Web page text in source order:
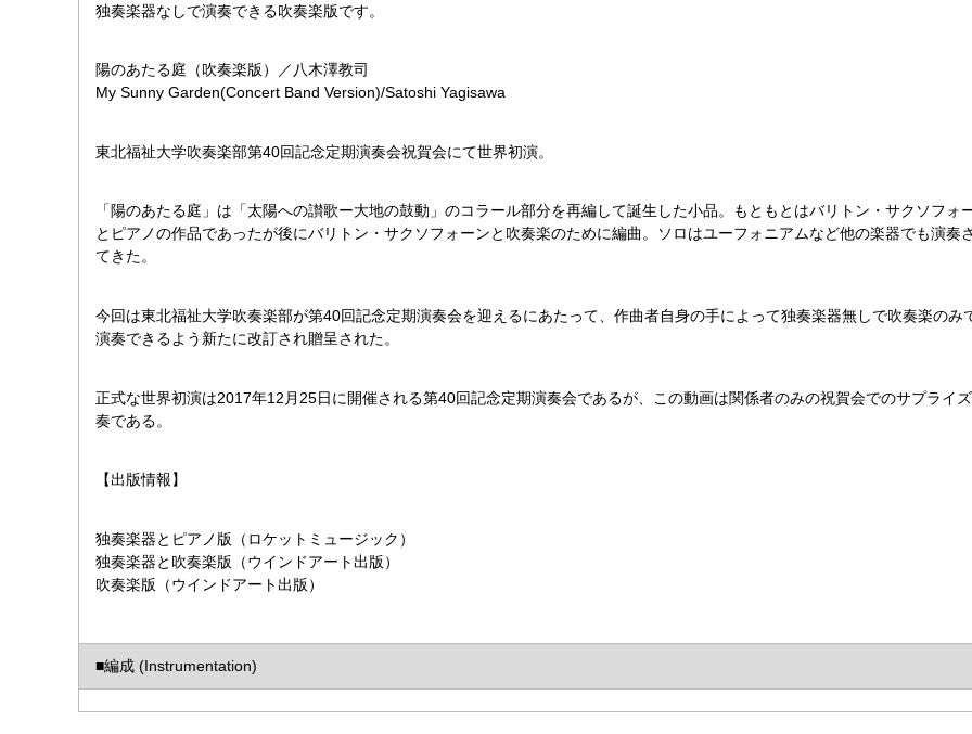
独奏楽器なしで演奏できる吹奏楽版です。
陽のあたる庭（吹奏楽版）／八木澤教司
My Sunny Garden(Concert Band Version)/Satoshi Yagisawa
東北福祉大学吹奏楽部第40回記念定期演奏会祝賀会にて世界初演。
「陽のあたる庭」は「太陽への讃歌ー大地の鼓動」のコラール部分を再編して誕生した小品。もともとはバリトン・サクソフォ
とピアノの作品であったが後にバリトン・サクソフォーンと吹奏楽のために編曲。ソロはユーフォニアムなど他の楽器でも演奏
てきた。
今回は東北福祉大学吹奏楽部が第40回記念定期演奏会を迎えるにあたって、作曲者自身の手によって独奏楽器無しで吹奏楽のみ
演奏できるよう新たに改訂され贈呈された。
正式な世界初演は2017年12月25日に開催される第40回記念定期演奏会であるが、この動画は関係者のみの祝賀会でのサプライ
奏である。
【出版情報】
独奏楽器とピアノ版（ロケットミュージック）
独奏楽器と吹奏楽版（ウインドアート出版）
吹奏楽版（ウインドアート出版）
■編成 (Instrumentation)